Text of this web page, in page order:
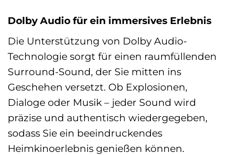
Dolby Audio für ein immersives Erlebnis
Die Unterstützung von Dolby Audio-
Technologie sorgt für einen raumfüllenden
Surround-Sound, der Sie mitten ins
Geschehen versetzt. Ob Explosionen,
Dialoge oder Musik – jeder Sound wird
präzise und authentisch wiedergegeben,
sodass Sie ein beeindruckendes
Heimkinoerlebnis genießen können.